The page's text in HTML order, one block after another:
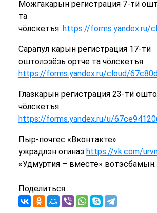
Можгакарын регистрация 7-тӥ
та
чӧлскетъя: https://forms.yandex.ru/
Сарапул карын регистрация 17-тӥ
оштолэзёзь ортче та чӧлскетъя:
https://forms.yandex.ru/cloud/
Глазкарын регистрация 23-тӥ
чӧлскетъя:
https://forms.yandex.ru/u/
Пыр-почгес «Вконтакте»
ужрадлэн огиназ https://vk.com/
«Удмуртия – вместе» вотэсбамын.
Поделиться